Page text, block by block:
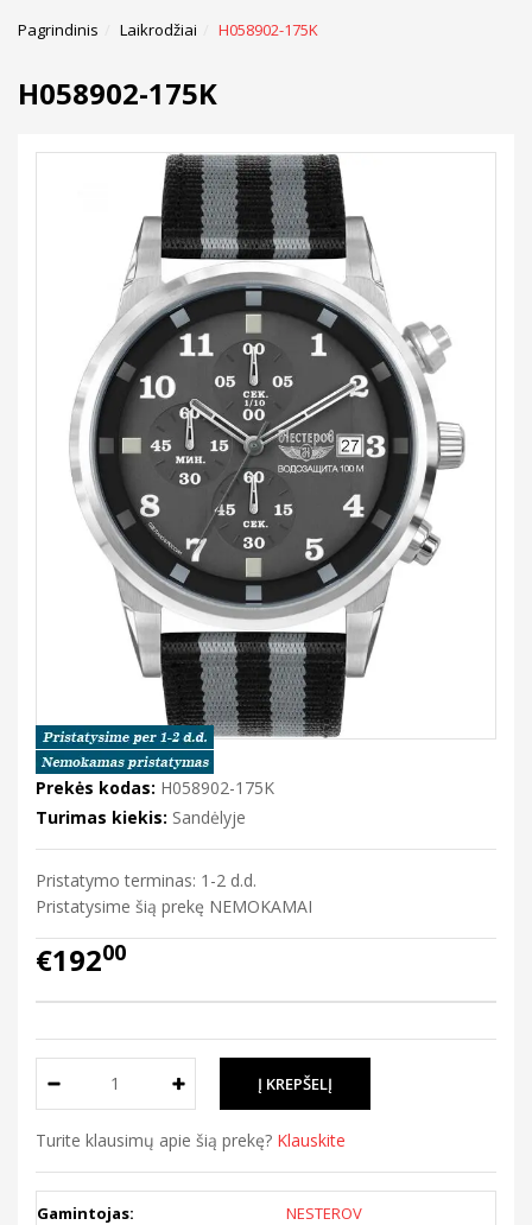
Pagrindinis Laikrodžiai H058902-175K
H058902-175K
Prekės kodas: H058902-175K
Turimas kiekis: Sandėlyje
Pristatymo terminas: 1-2 d.d.
Pristatysime šią prekę NEMOKAMAI
€19200
Turite klausimų apie šią prekę? Klauskite
Gamintojas: NESTEROV